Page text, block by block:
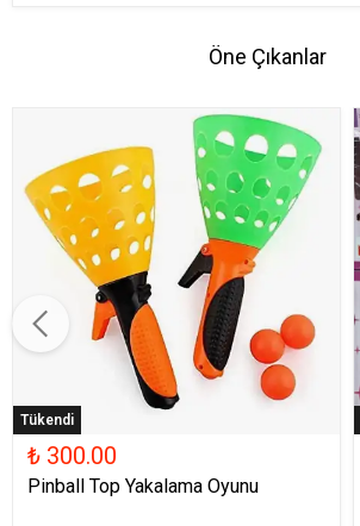
Öne Çıkanlar
Tükendi
₺ 300.00
Pinball Top Yakalama Oyunu